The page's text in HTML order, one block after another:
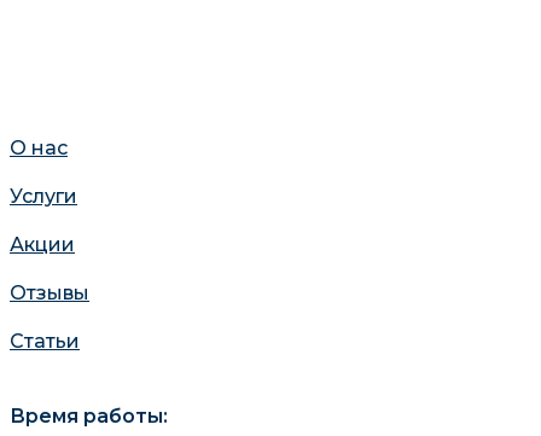
О нас
Услуги
Акции
Отзывы
Статьи
Время работы: